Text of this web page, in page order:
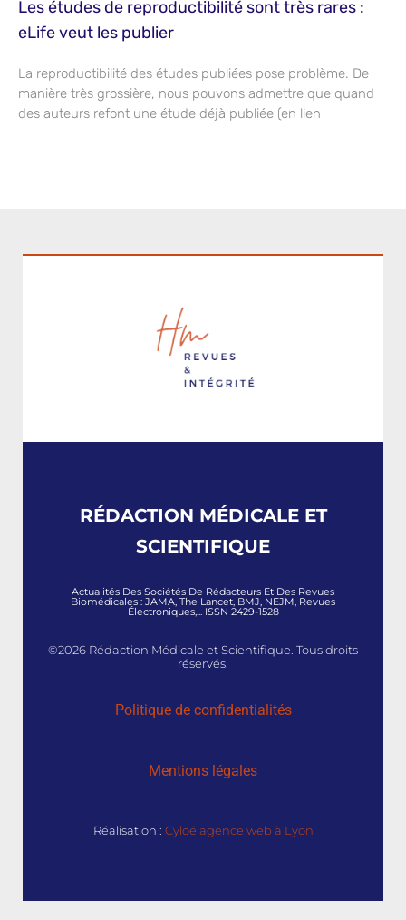
Les études de reproductibilité sont très rares :
eLife veut les publier
La reproductibilité des études publiées pose problème. De
manière très grossière, nous pouvons admettre que quand
des auteurs refont une étude déjà publiée (en lien
RÉDACTION MÉDICALE ET
SCIENTIFIQUE
Actualités Des Sociétés De Rédacteurs Et Des Revues
Biomédicales : JAMA, The Lancet, BMJ, NEJM, Revues
Électroniques,... ISSN 2429-1528
©2026 Rédaction Médicale et Scientifique. Tous droits
réservés.
Politique de confidentialités
Mentions légales
Réalisation : Cyloé agence web à Lyon